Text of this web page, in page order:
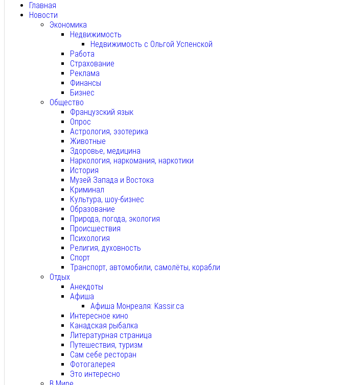
Главная
Новости
Экономика
Недвижимость
Недвижимость с Ольгой Успенской
Работа
Страхование
Реклама
Финансы
Бизнес
Общество
Французский язык
Опрос
Астрология, эзотерика
Животные
Здоровье, медицина
Наркология, наркомания, наркотики
История
Музей Запада и Востока
Криминал
Культура, шоу-бизнес
Образование
Природа, погода, экология
Происшествия
Психология
Религия, духовность
Спорт
Транспорт, автомобили, самолёты, корабли
Отдых
Анекдоты
Афиша
Афиша Монреаля: Kassir.ca
Интересное кино
Канадская рыбалка
Литературная страница
Путешествия, туризм
Сам себе ресторан
Фотогалерея
Это интересно